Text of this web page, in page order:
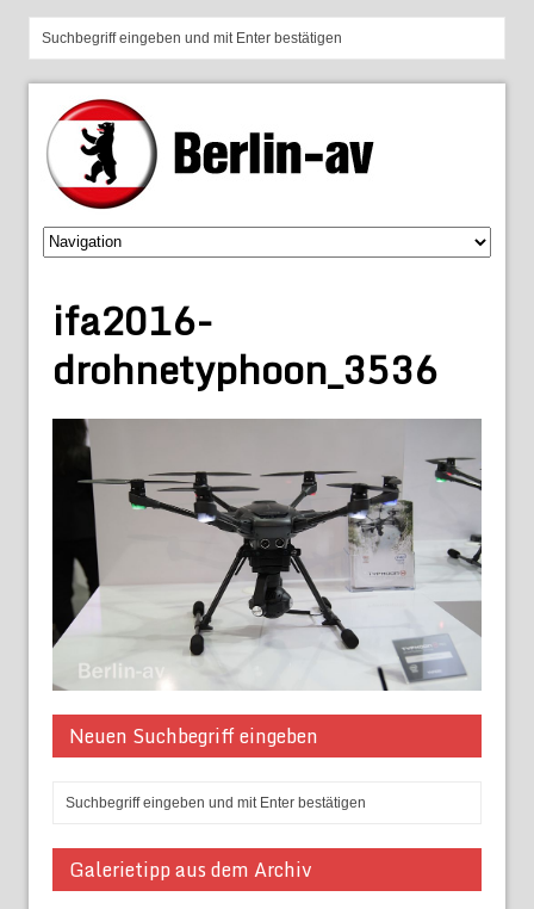
ifa2016-
drohnetyphoon_3536
Neuen Suchbegriff eingeben
Galerietipp aus dem Archiv